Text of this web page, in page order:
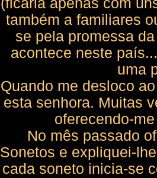
(ficaria apenas com
também a familiares
se pela promessa
acontece neste
uma
Quando me desloco
esta senhora. Muitas
oferecendo-
No mês passado
Sonetos e expliquei-
cada soneto inicia-se